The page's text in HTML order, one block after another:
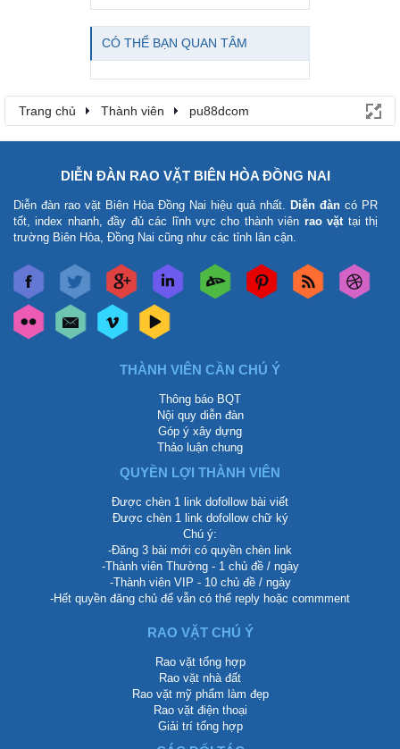
CÓ THỂ BẠN QUAN TÂM
Trang chủ Thành viên pu88dcom
DIỄN ĐÀN RAO VẶT BIÊN HÒA ĐỒNG NAI
Diễn đàn rao vặt Biên Hòa Đồng Nai hiệu quả nhất. Diễn đàn có PR
tốt, index nhanh, đầy đủ các lĩnh vực cho thành viên rao vặttại thị
trường Biên Hòa, Đồng Nai cũng như các tỉnh lân cận.
THÀNH VIÊN CẦN CHÚ Ý
Thông báo BQT
Nội quy diễn đàn
Góp ý xây dựng
Thảo luận chung
QUYỀN LỢI THÀNH VIÊN
Được chèn 1 link dofollow bài viết
Được chèn 1 link dofollow chữ ký
Chú ý:
-Đăng 3 bài mới có quyền chèn link
-Thành viên Thường - 1 chủ đề / ngày
-Thành viên VIP - 10 chủ đề / ngày
-Hết quyền đăng chủ để vẫn có thể reply hoặc commment
RAO VẶT CHÚ Ý
Rao vặt tổng hợp
Rao vặt nhà đất
Rao vặt mỹ phẩm làm đẹp
Rao vặt điện thoại
Giải trí tổng hợp